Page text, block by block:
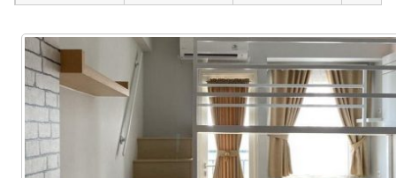
parquet o
Tarima
Local
Comercial
parquet o
Tarima
(Completa)
parquet o
Tarima
Vivienda
(Parcial)
Otros